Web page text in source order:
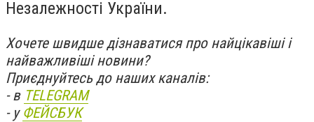
Незалежності України.
Хочете швидше дізнаватися про найцікавіші і
найважливіші новини?
Приєднуйтесь до наших каналів:
- в TELEGRAM
- у ФЕЙСБУК